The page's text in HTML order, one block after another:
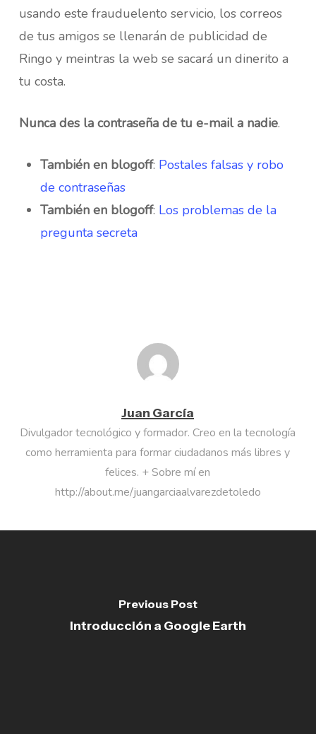
usando este frauduelento servicio, los correos
de tus amigos se llenarán de publicidad de
Ringo y meintras la web se sacará un dinerito a
tu costa.
Nunca des la contraseña de tu e-mail a nadie.
También en blogoff: Postales falsas y robo
de contraseñas
También en blogoff: Los problemas de la
pregunta secreta
Juan García
Divulgador tecnológico y formador. Creo en la tecnología
como herramienta para formar ciudadanos más libres y
felices. + Sobre mí en
http://about.me/juangarciaalvarezdetoledo
Previous Post
Introducción a Google Earth